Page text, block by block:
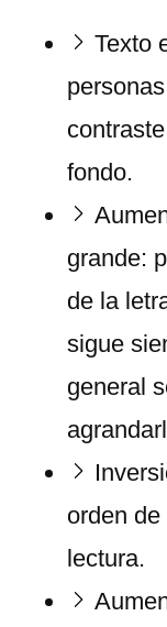
Texto
fondo.
grande:
de la
sigue
general
orden
lectura.